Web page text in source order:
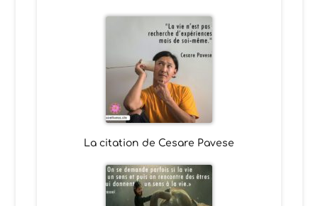
La citation de Cesare Pavese